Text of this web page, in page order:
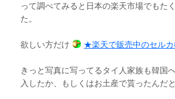
って調べてみると日本の楽天市場でもた
た。
欲しい方だけ ★楽天で販売中のセル
きっと写真に写ってるタイ人家族も韓国
入したか、もしくはお土産で貰ったんだ